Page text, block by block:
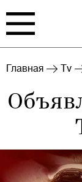
Главная Tv